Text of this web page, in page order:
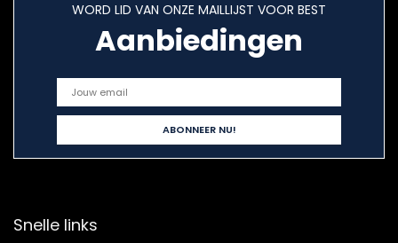
WORD LID VAN ONZE MAILLIJST VOOR BEST
Aanbiedingen
Snelle links